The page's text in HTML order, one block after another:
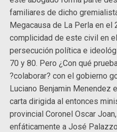
familiares de dicho
Megacausa de La Perla en el
complicidad de este civil en
persecución política e
70 y 80. Pero ¿Con qué
?colaborar? con el gobierno
Luciano Benjamin Menendez
carta dirigida al entonces
provincial Coronel Oscar
enfáticamente a José